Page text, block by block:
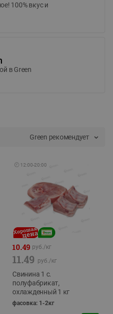
100% вкус и
в Green
Green рекомендует
🕘 12:00-20:00
10.49 руб./кг
11.49 руб./кг
Свинина 1 с.
полуфабрикат,
охлажденный 1 кг
фасовка: 1-2кг